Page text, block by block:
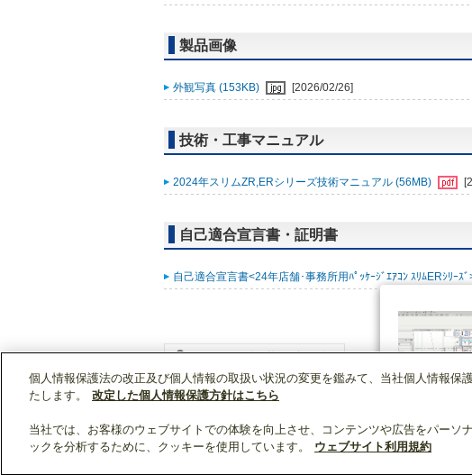
製品画像
外観写真 (153KB) [2026/02/26]
技術・工事マニュアル
2024年スリムZR,ERシリーズ技術マニュアル (56MB)
自己適合宣言書・証明書
自己適合宣言書<24年店舗･事務所用ﾊﾟｯｹｰｼﾞｴｱｺﾝ ｽﾘﾑERｼﾘｰｽ
WIN2Kトップ 製品情報
個人情報保護法の改正及び個人情報の取扱い状況の変更を鑑みて、当社個人情報保
たします。
改定した個人情報保護方針はこちら
当社では、お客様のウェブサイトでの体験を向上させ、コンテンツや広告をパーソ
ックを分析するために、クッキーを使用しています。
ウェブサイト利用規約